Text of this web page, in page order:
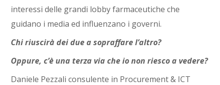
interessi delle grandi lobby farmaceutiche che
guidano i media ed influenzano i governi.
Chi riuscirà dei due a sopraffare l’altro?
Oppure, c’è una terza via che io non riesco a vedere?
Daniele Pezzali consulente in Procurement & ICT